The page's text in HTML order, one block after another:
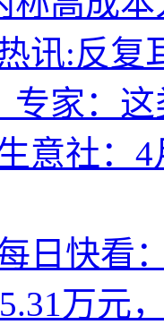
讯:反复
专家：
意社：
日快看
万元